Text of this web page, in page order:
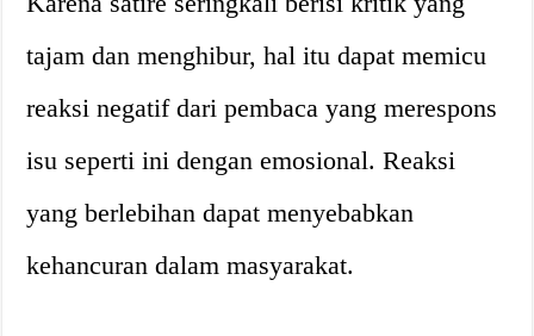
tajam dan menghibur, hal itu dapat memicu
reaksi negatif dari pembaca yang merespons
isu seperti ini dengan emosional. Reaksi
yang berlebihan dapat menyebabkan
kehancuran dalam masyarakat.